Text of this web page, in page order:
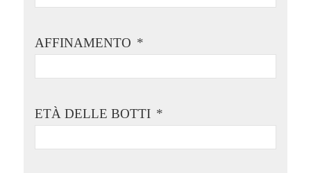
AFFINAMENTO *
ETÀ DELLE BOTTI *